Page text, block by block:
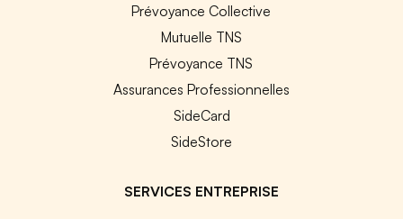
Prévoyance Collective
Mutuelle TNS
Prévoyance TNS
Assurances Professionnelles
SideCard
SideStore
SERVICES ENTREPRISE